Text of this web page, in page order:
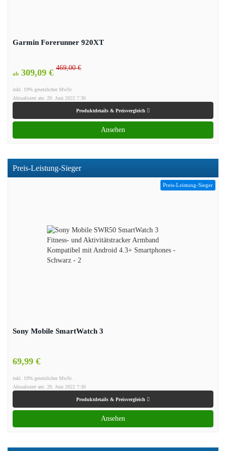
Garmin Forerunner 920XT
ab 309,09 € 469,00 €
inkl. 19% gesetzlicher MwSt.
Aktualisiert am: 29. Juni 2022 7:30
Produktdetails & Preisvergleich
Ansehen
Preis-Leistung-Sieger
Preis-Leistung-Sieger
Sony Mobile SmartWatch 3
69,99 €
inkl. 19% gesetzlicher MwSt.
Aktualisiert am: 29. Juni 2022 7:30
Produktdetails & Preisvergleich
Ansehen